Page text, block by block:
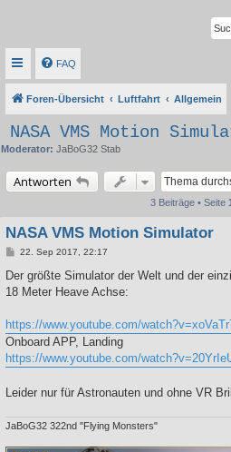
FAQ
Foren-Übersicht Luftfahrt Allgemein
NASA VMS Motion
Moderator: JaBoG32 Stab
Antworten
3 Beiträge • Seite
NASA VMS Motion Simulator
B
i
r
22. Sep 2017, 22:17
Der größte Simulator der Welt und der
18 Meter Heave Achse:
https://www.youtube.com/
Onboard APP, Landing
https://www.youtube.com/
Leider nur für Astronauten und ohne VR
JaBoG32 322nd "Flying Monsters"